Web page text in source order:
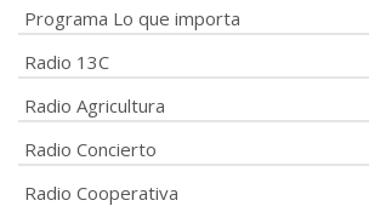
Programa Lo que importa
Radio 13C
Radio Agricultura
Radio Concierto
Radio Cooperativa